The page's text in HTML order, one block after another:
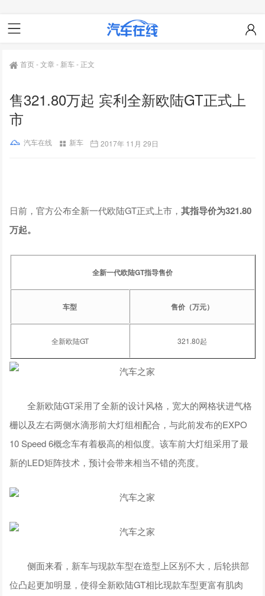
首页-文章- 新车- 正文
售321.80万起 宾利全新欧陆GT正式上
市
汽车在线 新车 2017年 11月 29日
日前，官方公布全新一代欧陆GT正式上市，其指导价为321.80
万起。
全新一代欧陆GT指导售价
车型 售价（万元）
全新欧陆GT 321.80起
全新欧陆GT采用了全新的设计风格，宽大的网格状进气格
栅以及左右两侧水滴形前大灯组相配合，与此前发布的EXPO
10 Speed 6概念车有着极高的相似度。该车前大灯组采用了最
新的LED矩阵技术，预计会带来相当不错的亮度。
侧面来看，新车与现款车型在造型上区别不大，后轮拱部
位凸起更加明显，使得全新欧陆GT相比现款车型更富有肌肉